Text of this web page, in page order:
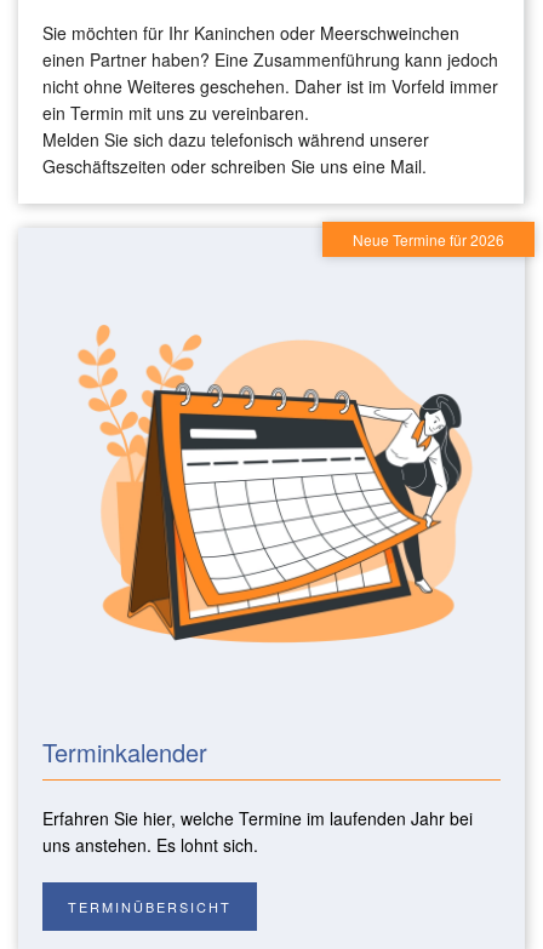
Sie möchten für Ihr Kaninchen oder Meerschweinchen
einen Partner haben? Eine Zusammenführung kann jedoch
nicht ohne Weiteres geschehen. Daher ist im Vorfeld immer
ein Termin mit uns zu vereinbaren.
Melden Sie sich dazu telefonisch während unserer
Geschäftszeiten oder schreiben Sie uns eine Mail.
Terminkalender
Erfahren Sie hier, welche Termine im laufenden Jahr bei
uns anstehen. Es lohnt sich.
TERMINÜBERSICHT